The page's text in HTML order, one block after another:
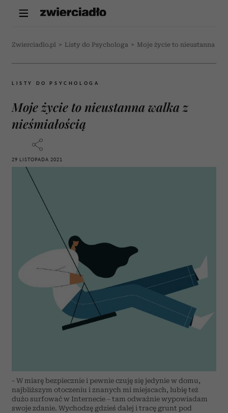
Zwierciadlo.pl > Listy do Psychologa > Moje życie to nieustanna
LISTY DO PSYCHOLOGA
Moje życie to nieustanna walka z
nieśmiałością
29 LISTOPADA 2021
- W miarę bezpiecznie i pewnie czuję się jedynie w domu,
najbliższym otoczeniu i znanych mi miejscach, lubię też
dużo surfować w Internecie – tam odważnie wypowiadam
swoje zdanie. Wychodzę gdzieś dalej i tracę grunt pod